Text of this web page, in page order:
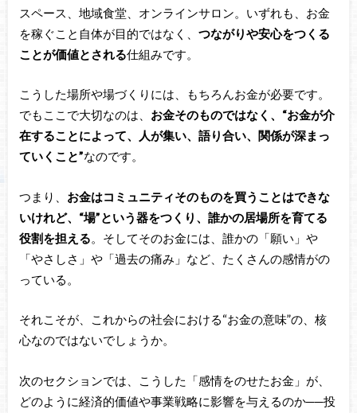
スペース、地域食堂、オンラインサロン。いずれも、お金
を稼ぐこと自体が目的ではなく、 つながりや安心をつくる
ことが価値とされる仕組みです。
こうした場所や場づくりには、もちろんお金が必要です。
でもここで大切なのは、 お金そのものではなく、“お金が介
在することによって、人が集い、語り合い、関係が深まっ
ていくこと”なのです。
つまり、 お金はコミュニティそのものを買うことはできな
いけれど、“場”という器をつくり、誰かの居場所を育てる
役割を担える。そしてそのお金には、誰かの「願い」や
「やさしさ」や「過去の痛み」など、たくさんの感情がの
っている。
それこそが、これからの社会における“お金の意味”の、核
心なのではないでしょうか。
次のセクションでは、こうした「感情をのせたお金」が、
どのように経済的価値や事業戦略に影響を与えるのか──投